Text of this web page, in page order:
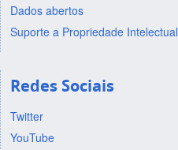
Dados abertos
Suporte a Propriedade Intelectual
Redes Sociais
Twitter
YouTube